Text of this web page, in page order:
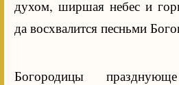
духом, ширшая небес и
да восхвалится песньми
Богородицы